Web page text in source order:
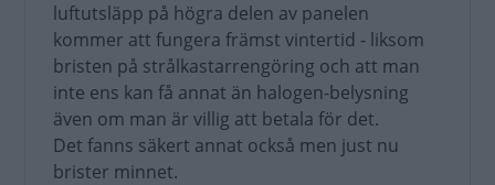
luftutsläpp på högra delen av panelen
kommer att fungera främst vintertid - liksom
bristen på strålkastarrengöring och att man
inte ens kan få annat än halogen-belysning
även om man är villig att betala för det.
Det fanns säkert annat också men just nu
brister minnet.